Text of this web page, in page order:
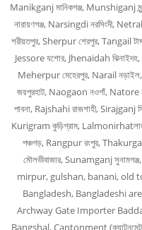
Manikganj মানিকগঞ্জ, Munshiganj
নারায়ণগঞ্জ, Narsingdi নরসিংদী,
শরীয়তপুর, Sherpur শেরপুর, Tangail
Jessore যশোর, Jhenaidah
Meherpur মেহেরপুর, Narail
জয়পুরহাট, Naogaon নওগাঁ, Natore
পাবনা, Rajshahi রাজশাহী, Sirajganj
Kurigram কুড়িগ্রাম,
পঞ্চগড়, Rangpur রংপুর,
মৌলভীবাজার, Sunamganj
mirpur, gulshan, banani, old
Bangladesh, Bangladeshi
Archway Gate Importer Badda